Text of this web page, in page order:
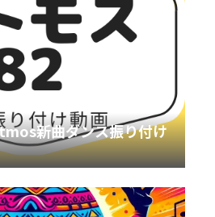
新曲ダンス振り付け